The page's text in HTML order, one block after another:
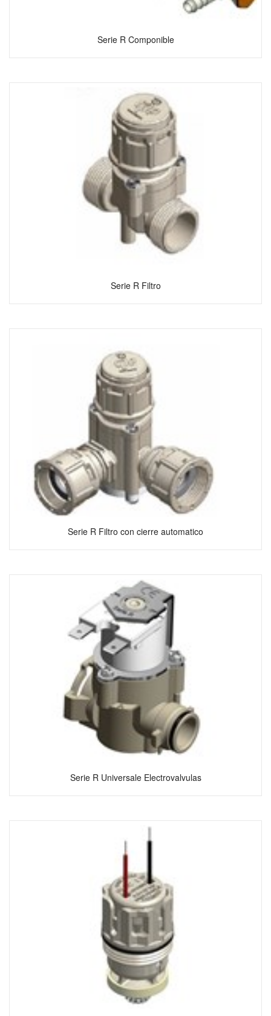
Serie R Componible
Serie R Filtro
Serie R Filtro con cierre automatico
Serie R Universale Electrovalvulas